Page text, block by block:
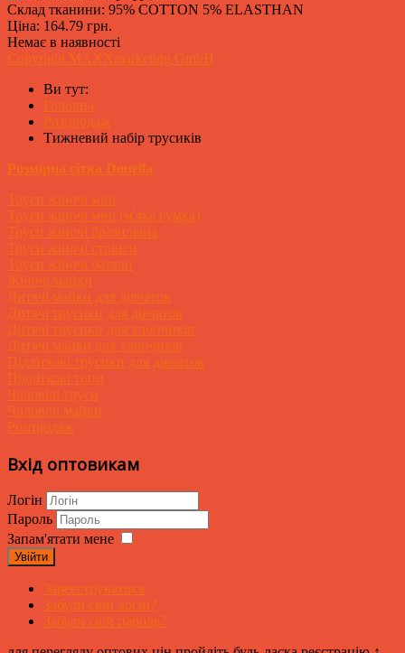
Склад тканини: 95% COTTON 5% ELASTHAN
Ціна: 164.79 грн.
Немає в наявності
Copyright MAXXmarketing GmbH
Ви тут:
Головна
Розпродаж
Тижневий набір трусиків
Розмірна сітка Donella
Труси жіночі міні
Труси жіночі міні (м'яка гумка)
Труси жіночі бразиліана
Труси жіночі стрінги
Труси жіночі батали
Жіночі майки
Дитячі майки для дівчаток
Дитячі трусики для дівчаток
Дитячі трусики для хлопчиків
Дитячі майки для хлопчиків
Підліткові трусики для дівчаток
Підліткові топи
Чоловічі труси
Чоловічі майки
Розпродаж
Вхід оптовикам
Логін
Пароль
Запам'ятати мене
Увійти
Зареєструватися
Забули свій логін?
Забули свій пароль?